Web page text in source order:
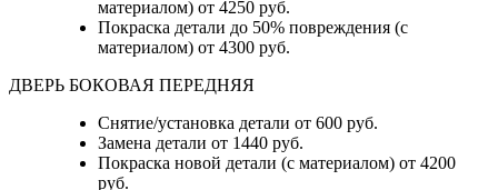
материалом) от 4250 руб.
Покраска детали до 50% повреждения (с
материалом) от 4300 руб.
ДВЕРЬ БОКОВАЯ ПЕРЕДНЯЯ
Снятие/установка детали от 600 руб.
Замена детали от 1440 руб.
Покраска новой детали (с материалом) от 4200
руб.